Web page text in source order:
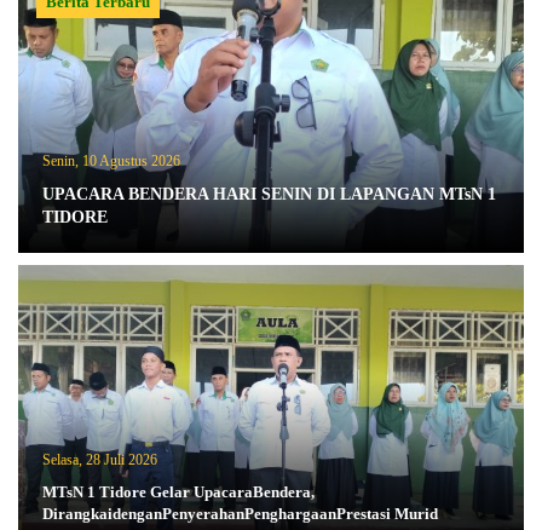
Senin, 10 Agustus 2026
UPACARA BENDERA HARI SENIN DI LAPANGAN MTsN 1
TIDORE
Selasa, 28 Juli 2026
MTsN 1 Tidore Gelar UpacaraBendera,
DirangkaidenganPenyerahanPenghargaanPrestasi Murid